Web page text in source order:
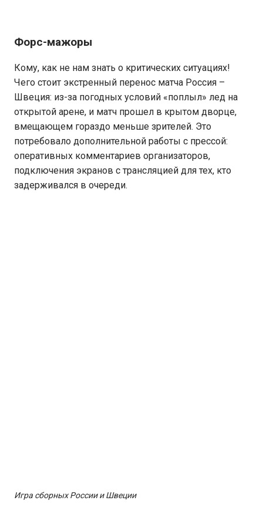
Форс-мажоры
Кому, как не нам знать о критических ситуациях!
Чего стоит экстренный перенос матча Россия –
Швеция: из-за погодных условий «поплыл» лед на
открытой арене, и матч прошел в крытом дворце,
вмещающем гораздо меньше зрителей. Это
потребовало дополнительной работы с прессой:
оперативных комментариев организаторов,
подключения экранов с трансляцией для тех, кто
задерживался в очереди.
Игра сборных России и Швеции